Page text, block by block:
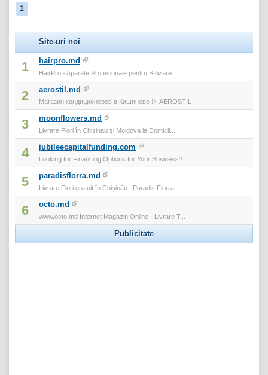
1
Site-uri noi
1 hairpro.md
HairPro - Aparate Profesionale pentru Stilizare...
2 aerostil.md
Магазин кондиционеров в Кишиневе ▷ AEROSTIL
3 moonflowers.md
Livrare Flori în Chisinau și Moldova la Domicil...
4 jubileecapitalfunding.com
Looking for Financing Options for Your Business?
5 paradisflorra.md
Livrare Flori gratuit în Chișinău | Paradis Florra
6 octo.md
www.octo.md Internet Magazin Online - Livrare T...
Publicitate